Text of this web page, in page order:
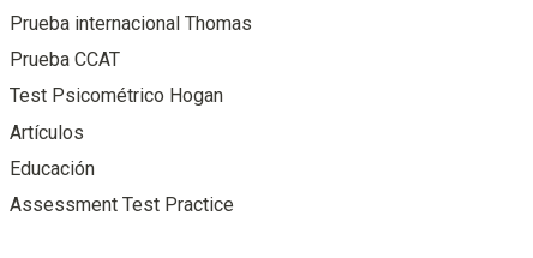
Prueba internacional Thomas
Prueba CCAT
Test Psicométrico Hogan
Artículos
Educación
Assessment Test Practice